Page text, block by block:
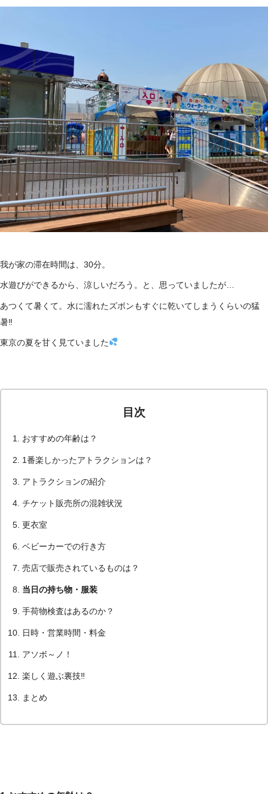
我が家の滞在時間は、30分。
水遊びができるから、涼しいだろう。と、思っていましたが…
あつくて暑くて。水に濡れたズボンもすぐに乾いてしまうくらいの猛
暑‼
東京の夏を甘く見ていました
目次
おすすめの年齢は？
1番楽しかったアトラクションは？
アトラクションの紹介
チケット販売所の混雑状況
更衣室
ベビーカーでの行き方
売店で販売されているものは？
当日の持ち物・服装
手荷物検査はあるのか？
日時・営業時間・料金
アソボ～ノ！
楽しく遊ぶ裏技‼
まとめ